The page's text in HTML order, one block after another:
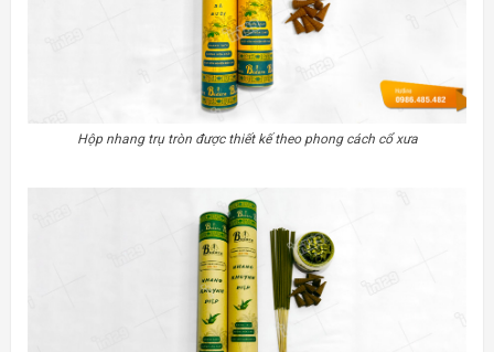
Hộp nhang trụ tròn được thiết kế theo phong cách cổ xưa